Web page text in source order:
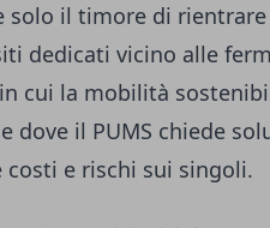
solo il timore di
dedicati vicino alle
cui la mobilità
il PUMS chiede
costi e rischi sui singoli.